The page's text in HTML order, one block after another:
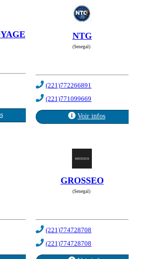
NTG
(Senegal)
(221)772266891
(221)771099669
Voir infos
GROSSEO
(Senegal)
(221)774728708
(221)774728708